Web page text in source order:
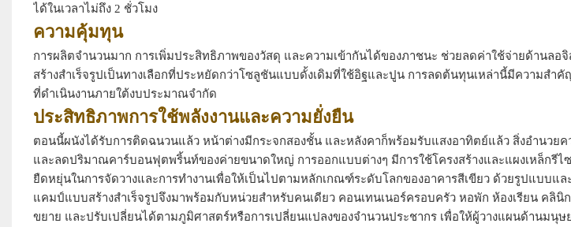
ได้ในเวลาไม่ถึง 2 ชั่วโมง
ความคุ้มทุน
การผลิตจำนวนมาก การเพิ่มประสิทธิภาพของวัสดุ และความเข้ากันได้ของภาชนะ ช่วยลดค่าใช้จ่ายด้านลอ
สร้างสำเร็จรูปเป็นทางเลือกที่ประหยัดกว่าโซลูชันแบบดั้งเดิมที่ใช้อิฐและปูน การลดต้นทุนเหล่านี้มีความสำ
ที่ดำเนินงานภายใต้งบประมาณจำกัด
ประสิทธิภาพการใช้พลังงานและความยั่งยืน
ตอนนี้ผนังได้รับการติดฉนวนแล้ว หน้าต่างมีกระจกสองชั้น และหลังคาก็พร้อมรับแสงอาทิตย์แล้ว สิ่งอำนวย
และลดปริมาณคาร์บอนฟุตพริ้นท์ของค่ายขนาดใหญ่ การออกแบบต่างๆ มีการใช้โครงสร้างและแผงเหล็กรีไ
ยืดหยุ่นในการจัดวางและการทำงานเพื่อให้เป็นไปตามหลักเกณฑ์ระดับโลกของอาคารสีเขียว ด้วยรูปแบบแ
แคมป์แบบสร้างสำเร็จรูปจึงมาพร้อมกับหน่วยสำหรับคนเดียว คอนเทนเนอร์ครอบครัว หอพัก ห้องเรียน คลินิก
ขยาย และปรับเปลี่ยนได้ตามภูมิศาสตร์หรือการเปลี่ยนแปลงของจำนวนประชากร เพื่อให้ผู้วางแผนด้านมนุษ